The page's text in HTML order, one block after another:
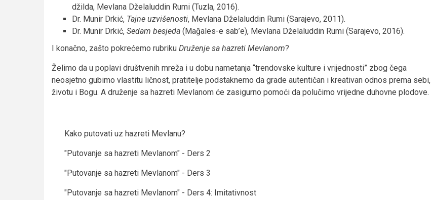
džilda, Mevlana Dželaluddin Rumi (Tuzla, 2016).
Dr. Munir Drkić, Tajne uzvišenosti, Mevlana Dželaluddin Rumi (Sarajevo, 2011).
Dr. Munir Drkić, Sedam besjeda (Mağales-e sab’e), Mevlana Dželaluddin Rumi (Sarajevo, 2016).
I konačno, zašto pokrećemo rubriku Druženje sa hazreti Mevlanom?
Želimo da u poplavi društvenih mreža i u dobu nametanja “trendovske kulture i vrijednosti” zbog čega
neosjetno gubimo vlastitu ličnost, pratitelje podstaknemo da grade autentičan i kreativan odnos prema sebi,
životu i Bogu. A druženje sa hazreti Mevlanom će zasigurno pomoći da polučimo vrijedne duhovne plodove.
Kako putovati uz hazreti Mevlanu?
"Putovanje sa hazreti Mevlanom" - Ders 2
"Putovanje sa hazreti Mevlanom" - Ders 3
"Putovanje sa hazreti Mevlanom" - Ders 4: Imitativnost